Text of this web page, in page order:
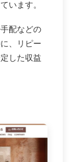
います。
配などの
、リピー
した収益